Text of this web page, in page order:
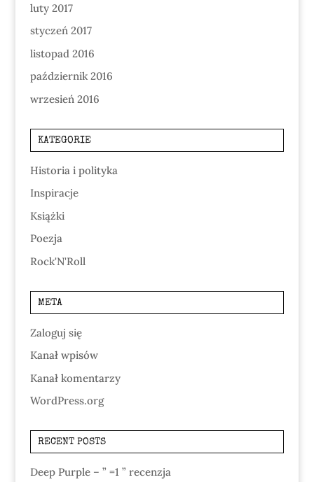
luty 2017
styczeń 2017
listopad 2016
październik 2016
wrzesień 2016
KATEGORIE
Historia i polityka
Inspiracje
Książki
Poezja
Rock'N'Roll
META
Zaloguj się
Kanał wpisów
Kanał komentarzy
WordPress.org
RECENT POSTS
Deep Purple – ” =1 ” recenzja